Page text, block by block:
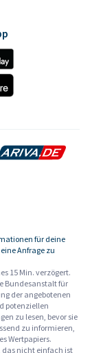
für deine
Anfrage zu
15 Min. verzögert.
Bundesanstalt für
der angebotenen
potenziellen
zu lesen, bevor sie
zu informieren,
Wertpapiers.
das nicht einfach ist